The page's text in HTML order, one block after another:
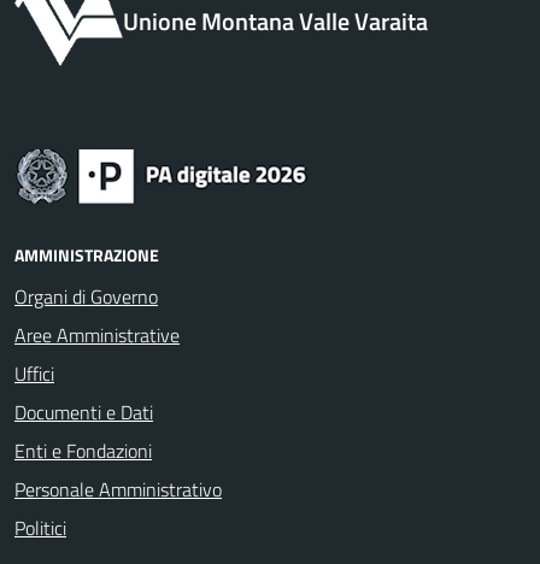
Unione Montana Valle Varaita
AMMINISTRAZIONE
Organi di Governo
Aree Amministrative
Uffici
Documenti e Dati
Enti e Fondazioni
Personale Amministrativo
Politici